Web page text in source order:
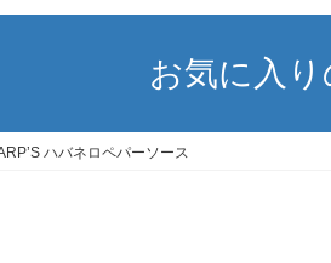
お気に入
ハバネロペパーソース